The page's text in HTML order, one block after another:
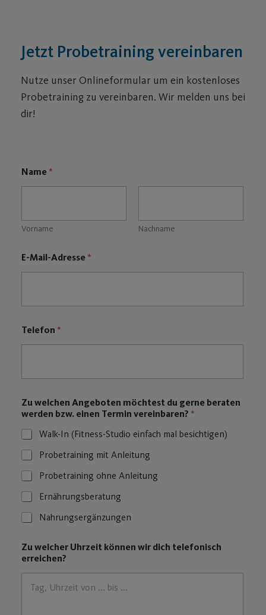
Jetzt Probetraining vereinbaren
Nutze unser Onlineformular um ein kostenloses
Probetraining zu vereinbaren. Wir melden uns bei
dir!
Name *
Vorname Nachname
*
d
h
E-Mail-Adresse *
Telefon *
Zu welchen Angeboten möchtest du gerne beraten
werden bzw. einen Termin vereinbaren? *
Walk-In (Fitness-Studio einfach mal besichtigen)
Probetraining mit Anleitung
Probetraining ohne Anleitung
Ernährungsberatung
Nahrungsergänzungen
Zu welcher Uhrzeit können wir dich telefonisch
erreichen?